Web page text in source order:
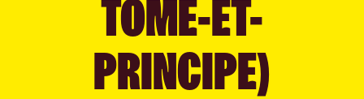
TOMÉ-ET-
PRINCIPE)